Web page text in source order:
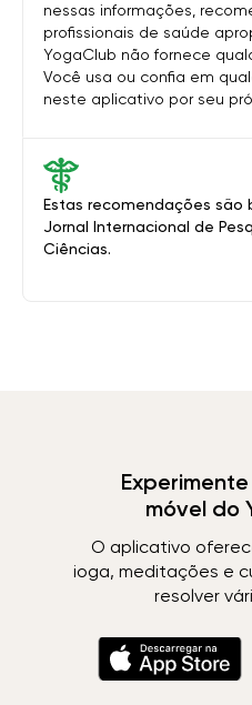
Estas recomendações
Jornal Internacional de
Ciências.
nessas informações,
profissionais de saúde
YogaClub não fornece
Você usa ou confia em
neste aplicativo por seu
móvel do
O aplicativo
ioga, meditações e
resolver